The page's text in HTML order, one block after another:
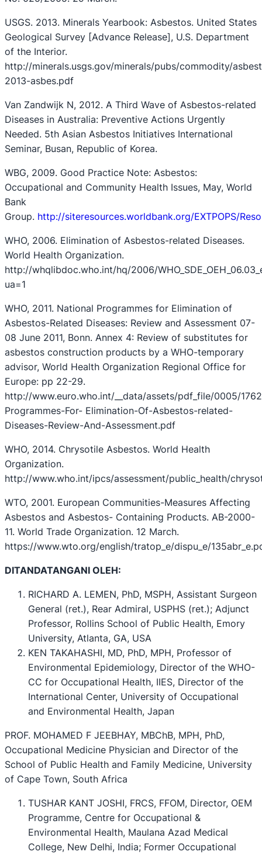
USGS. 2013. Minerals Yearbook: Asbestos. United States
Geological Survey [Advance Release], U.S. Department
of the Interior.
http://minerals.usgs.gov/minerals/pubs/commodity/
2013-asbes.pdf
Van Zandwijk N, 2012. A Third Wave of Asbestos-related
Diseases in Australia: Preventive Actions Urgently
Needed. 5th Asian Asbestos Initiatives International
Seminar, Busan, Republic of Korea.
WBG, 2009. Good Practice Note: Asbestos:
Occupational and Community Health Issues, May, World
Bank
Group. http://siteresources.worldbank.org/EXTPOPS/
WHO, 2006. Elimination of Asbestos-related Diseases.
World Health Organization.
http://whqlibdoc.who.int/hq/2006/
ua=1
WHO, 2011. National Programmes for Elimination of
Asbestos-Related Diseases: Review and Assessment 07-
08 June 2011, Bonn. Annex 4: Review of substitutes for
asbestos construction products by a WHO-temporary
advisor, World Health Organization Regional Office for
Europe: pp 22-29.
http://www.euro.who.int/__data/assets/pdf_file/0005/
Programmes-For- Elimination-Of-Asbestos-related-
Diseases-Review-And-Assessment.pdf
WHO, 2014. Chrysotile Asbestos. World Health
Organization.
http://www.who.int/ipcs/assessment/public_health/
WTO, 2001. European Communities-Measures Affecting
Asbestos and Asbestos- Containing Products. AB-2000-
11. World Trade Organization. 12 March.
https://www.wto.org/english/tratop_e/dispu_e/
DITANDATANGANI OLEH:
RICHARD A. LEMEN, PhD, MSPH, Assistant Surgeon
General (ret.), Rear Admiral, USPHS (ret.); Adjunct
Professor, Rollins School of Public Health, Emory
University, Atlanta, GA, USA
KEN TAKAHASHI, MD, PhD, MPH, Professor of
Environmental Epidemiology, Director of the WHO-
CC for Occupational Health, IIES, Director of the
International Center, University of Occupational
and Environmental Health, Japan
PROF. MOHAMED F JEEBHAY, MBChB, MPH, PhD,
Occupational Medicine Physician and Director of the
School of Public Health and Family Medicine, University
of Cape Town, South Africa
TUSHAR KANT JOSHI, FRCS, FFOM, Director, OEM
Programme, Centre for Occupational &
Environmental Health, Maulana Azad Medical
College, New Delhi, India; Former Occupational